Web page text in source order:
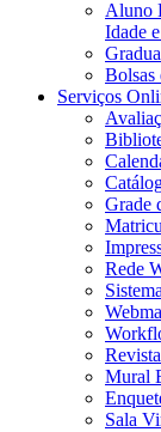
Aluno
Idade
Bolsas
Serviços
Grade
Rede
Mural
Sala